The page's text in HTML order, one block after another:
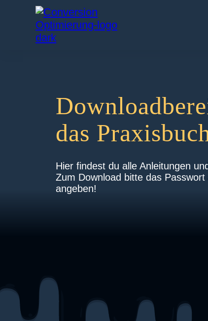
das
Hier findest du alle Anleitungen
Zum Download bitte das
angeben!